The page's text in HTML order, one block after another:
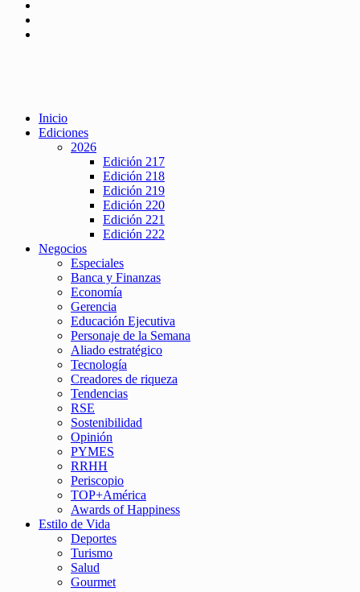
Inicio
Ediciones
2026
Edición 217
Edición 218
Edición 219
Edición 220
Edición 221
Edición 222
Negocios
Especiales
Banca y Finanzas
Economía
Gerencia
Educación Ejecutiva
Personaje de la Semana
Aliado estratégico
Tecnología
Creadores de riqueza
Tendencias
RSE
Sostenibilidad
Opinión
PYMES
RRHH
Periscopio
TOP+América
Awards of Happiness
Estilo de Vida
Deportes
Turismo
Salud
Gourmet